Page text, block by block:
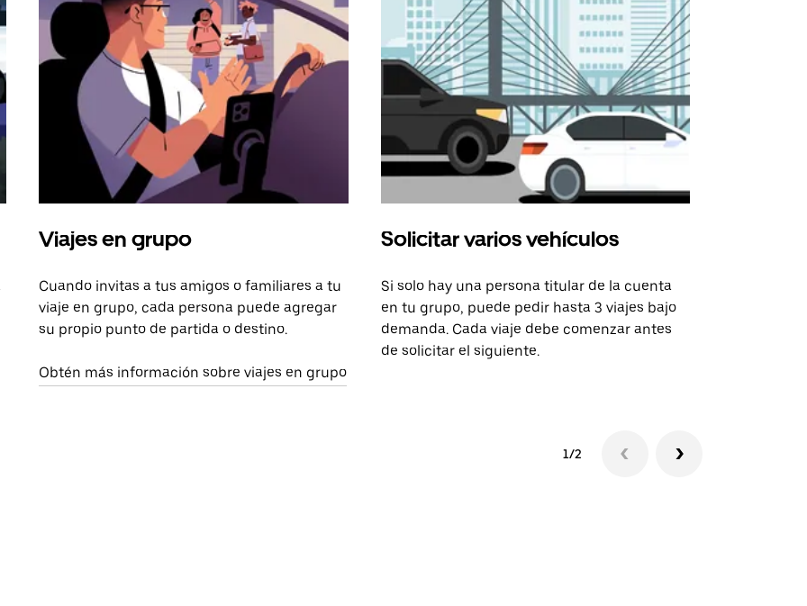
Viajes en grupo
Cuando invitas a tus amigos o familiares a tu
viaje en grupo, cada persona puede agregar
su propio punto de partida o destino.
Obtén más información sobre viajes en grupo
Solicitar varios vehículos
Si solo hay una persona titular de la cuenta
en tu grupo, puede pedir hasta 3 viajes bajo
demanda. Cada viaje debe comenzar antes
de solicitar el siguiente.
1/2